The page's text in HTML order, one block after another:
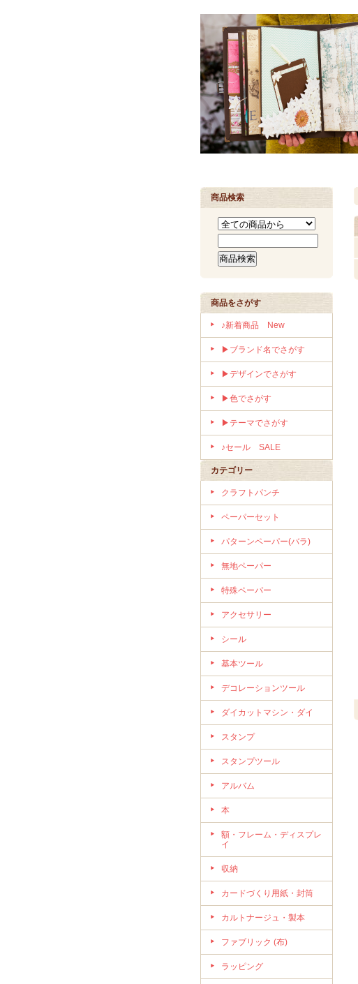
商品検索
商品をさがす
♪新着商品 New
▶ブランド名でさがす
▶デザインでさがす
▶色でさがす
▶テーマでさがす
♪セール SALE
カテゴリー
クラフトパンチ
ペーパーセット
パターンペーパー(バラ)
無地ペーパー
特殊ペーパー
アクセサリー
シール
基本ツール
デコレーションツール
ダイカットマシン・ダイ
スタンプ
スタンプツール
アルバム
本
額・フレーム・ディスプレ
イ
収納
カードづくり用紙・封筒
カルトナージュ・製本
ファブリック (布)
ラッピング